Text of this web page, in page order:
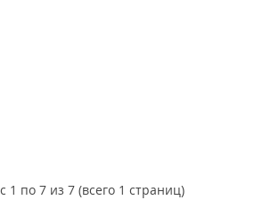
1 по 7 из 7 (всего 1 страниц)